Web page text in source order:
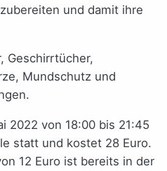
und damit ihre
Geschirrtücher,
Mundschutz und
2022 von 18:00 bis 21:45
statt und kostet 28 Euro.
12 Euro ist bereits in der